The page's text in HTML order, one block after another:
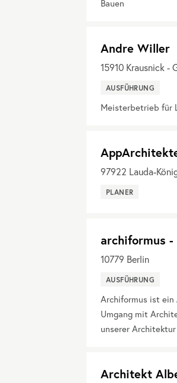
Bauen
Andre Willer
15910 Krausnick -
AUSFÜHRUNG
Meisterbetrieb für
97922 Lauda-
PLANER
archiformus
10779 Berlin
AUSFÜHRUNG
Archiformus ist ein
Umgang mit
unserer
Architekt